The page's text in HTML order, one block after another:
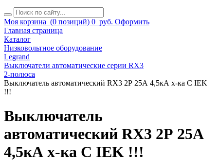
Моя корзина (0 позиций) 0 руб. Оформить
Главная страница
Каталог
Низковольтное оборудование
Legrand
Выключатели автоматические серии RX3
2-полюса
Выключатель автоматический RX3 2Р 25А 4,5кА х-ка С IEK
!!!
Выключатель
автоматический RX3 2Р 25А
4,5кА х-ка С IEK !!!